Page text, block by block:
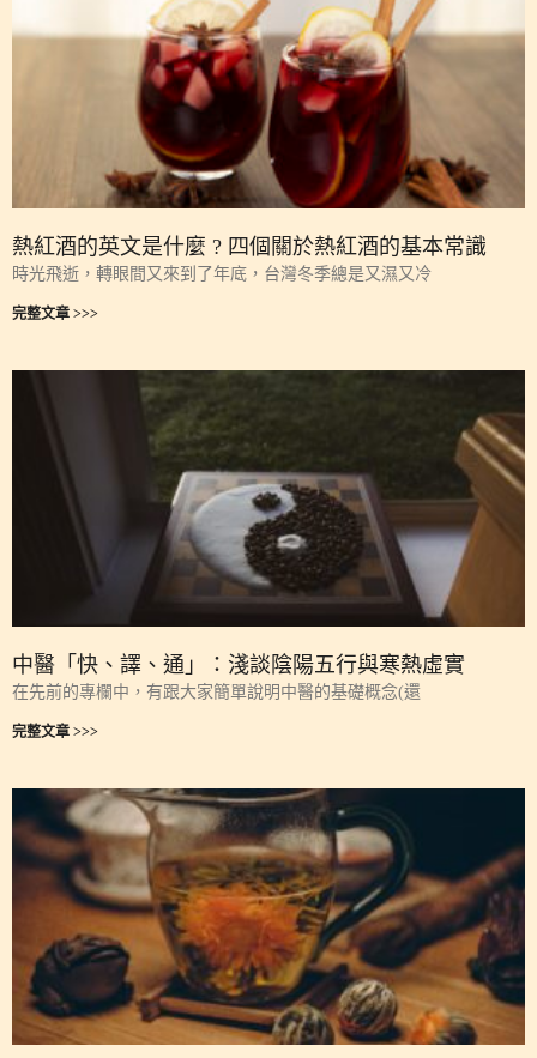
熱紅酒的英文是什麼 ? 四個關於熱紅酒的基本常識
時光飛逝，轉眼間又來到了年底，台灣冬季總是又濕又冷
完整文章 >>>
中醫「快、譯、通」：淺談陰陽五行與寒熱虛實
在先前的專欄中，有跟大家簡單說明中醫的基礎概念(還
完整文章 >>>